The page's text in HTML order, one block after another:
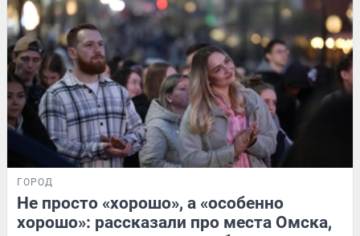
ГОРОД
Не просто «хорошо», а «особенно
хорошо»: рассказали про места Омска,